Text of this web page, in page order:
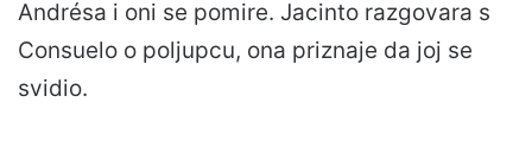
Andrésa i oni se pomire. Jacinto razgovara s
Consuelo o poljupcu, ona priznaje da joj se
svidio.